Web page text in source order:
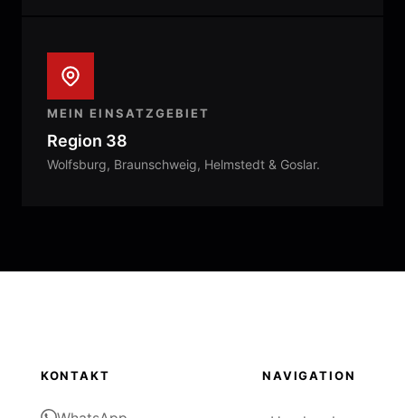
MEIN EINSATZGEBIET
Region 38
Wolfsburg, Braunschweig, Helmstedt & Goslar.
KONTAKT NAVIGATION